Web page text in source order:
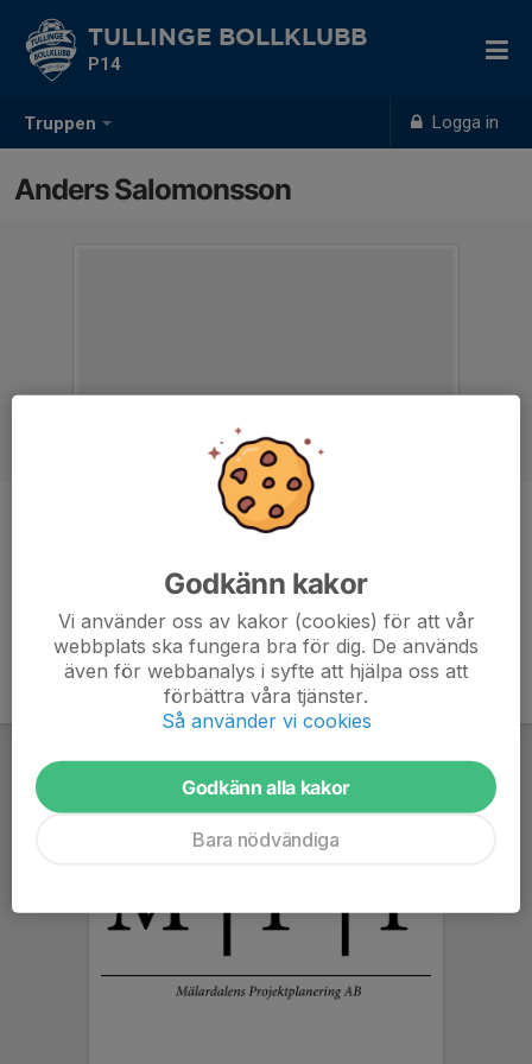
Truppen Logga in
TULLINGE BOLLKLUBB
P14
Anders Salomonsson
Tränare
Godkänn kakor
Vi använder oss av kakor (cookies) för att vår
webbplats ska fungera bra för dig. De används
även för webbanalys i syfte att hjälpa oss att
förbättra våra tjänster.
Så använder vi cookies
Godkänn alla kakor
Bara nödvändiga